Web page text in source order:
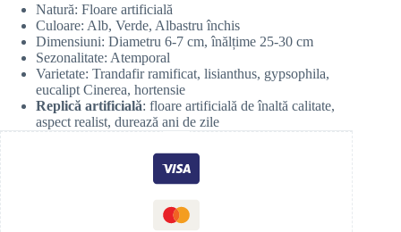
Natură: Floare artificială
Culoare: Alb, Verde, Albastru închis
Dimensiuni: Diametru 6-7 cm, înălțime 25-30 cm
Sezonalitate: Atemporal
Varietate: Trandafir ramificat, lisianthus, gypsophila,
eucalipt Cinerea, hortensie
Replică artificială: floare artificială de înaltă calitate,
aspect realist, durează ani de zile